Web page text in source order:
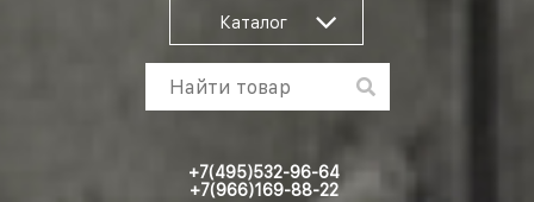
Каталог
+7(495)532-96-64
+7(966)169-88-22